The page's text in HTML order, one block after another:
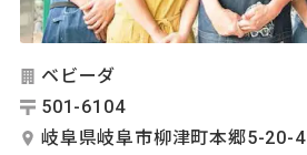
ベビーダ
501-6104
岐阜県岐阜市柳津町本郷5-20-4